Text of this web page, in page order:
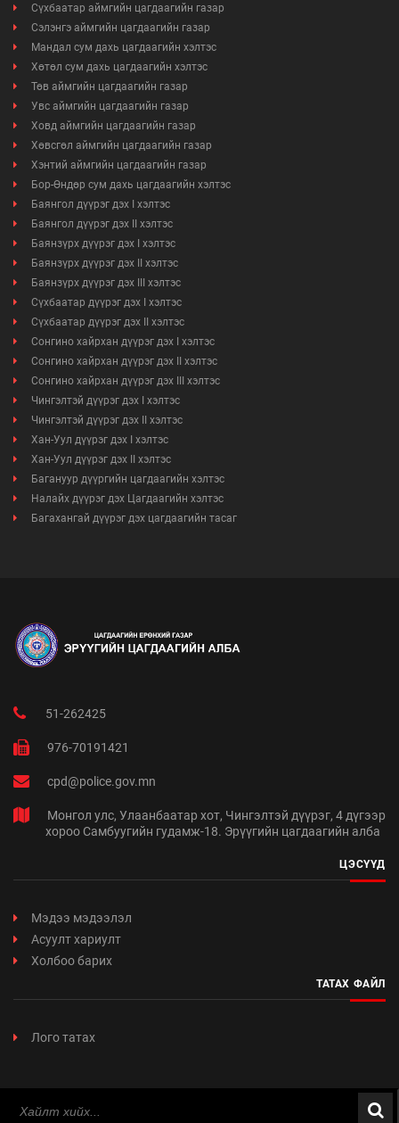
Сүхбаатар аймгийн цагдаагийн газар
Сэлэнгэ аймгийн цагдаагийн газар
Мандал сум дахь цагдаагийн хэлтэс
Хөтөл сум дахь цагдаагийн хэлтэс
Төв аймгийн цагдаагийн газар
Увс аймгийн цагдаагийн газар
Ховд аймгийн цагдаагийн газар
Хөвсгөл аймгийн цагдаагийн газар
Хэнтий аймгийн цагдаагийн газар
Бор-Өндөр сум дахь цагдаагийн хэлтэс
Баянгол дүүрэг дэх I хэлтэс
Баянгол дүүрэг дэх II хэлтэс
Баянзүрх дүүрэг дэх I хэлтэс
Баянзүрх дүүрэг дэх II хэлтэс
Баянзүрх дүүрэг дэх III хэлтэс
Сүхбаатар дүүрэг дэх I хэлтэс
Сүхбаатар дүүрэг дэх II хэлтэс
Сонгино хайрхан дүүрэг дэх I хэлтэс
Сонгино хайрхан дүүрэг дэх II хэлтэс
Сонгино хайрхан дүүрэг дэх III хэлтэс
Чингэлтэй дүүрэг дэх I хэлтэс
Чингэлтэй дүүрэг дэх II хэлтэс
Хан-Уул дүүрэг дэх I хэлтэс
Хан-Уул дүүрэг дэх II хэлтэс
Багануур дүүргийн цагдаагийн хэлтэс
Налайх дүүрэг дэх Цагдаагийн хэлтэс
Багахангай дүүрэг дэх цагдаагийн тасаг
51-262425
976-70191421
cpd@police.gov.mn
Монгол улс, Улаанбаатар хот, Чингэлтэй дүүрэг, 4 дүгээр
хороо Самбуугийн гудамж-18. Эрүүгийн цагдаагийн алба
ЦЭСҮҮД
Мэдээ мэдээлэл
Асуулт хариулт
Холбоо барих
ТАТАХ ФАЙЛ
Лого татах
Авлигын эсрэг үйл ажиллагаа
Үйл ажиллагааны ил тод байдал
Өргөдөл, гомдлын мэдээ
Иргэдийг хүлээн авах хуваарь